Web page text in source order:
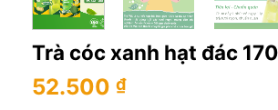
Trà cóc xanh hạt đác
52.500 ₫